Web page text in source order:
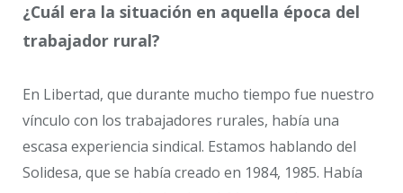
¿Cuál era la situación en aquella época del
trabajador rural?
En Libertad, que durante mucho tiempo fue nuestro
vínculo con los trabajadores rurales, había una
escasa experiencia sindical. Estamos hablando del
Solidesa, que se había creado en 1984, 1985. Había